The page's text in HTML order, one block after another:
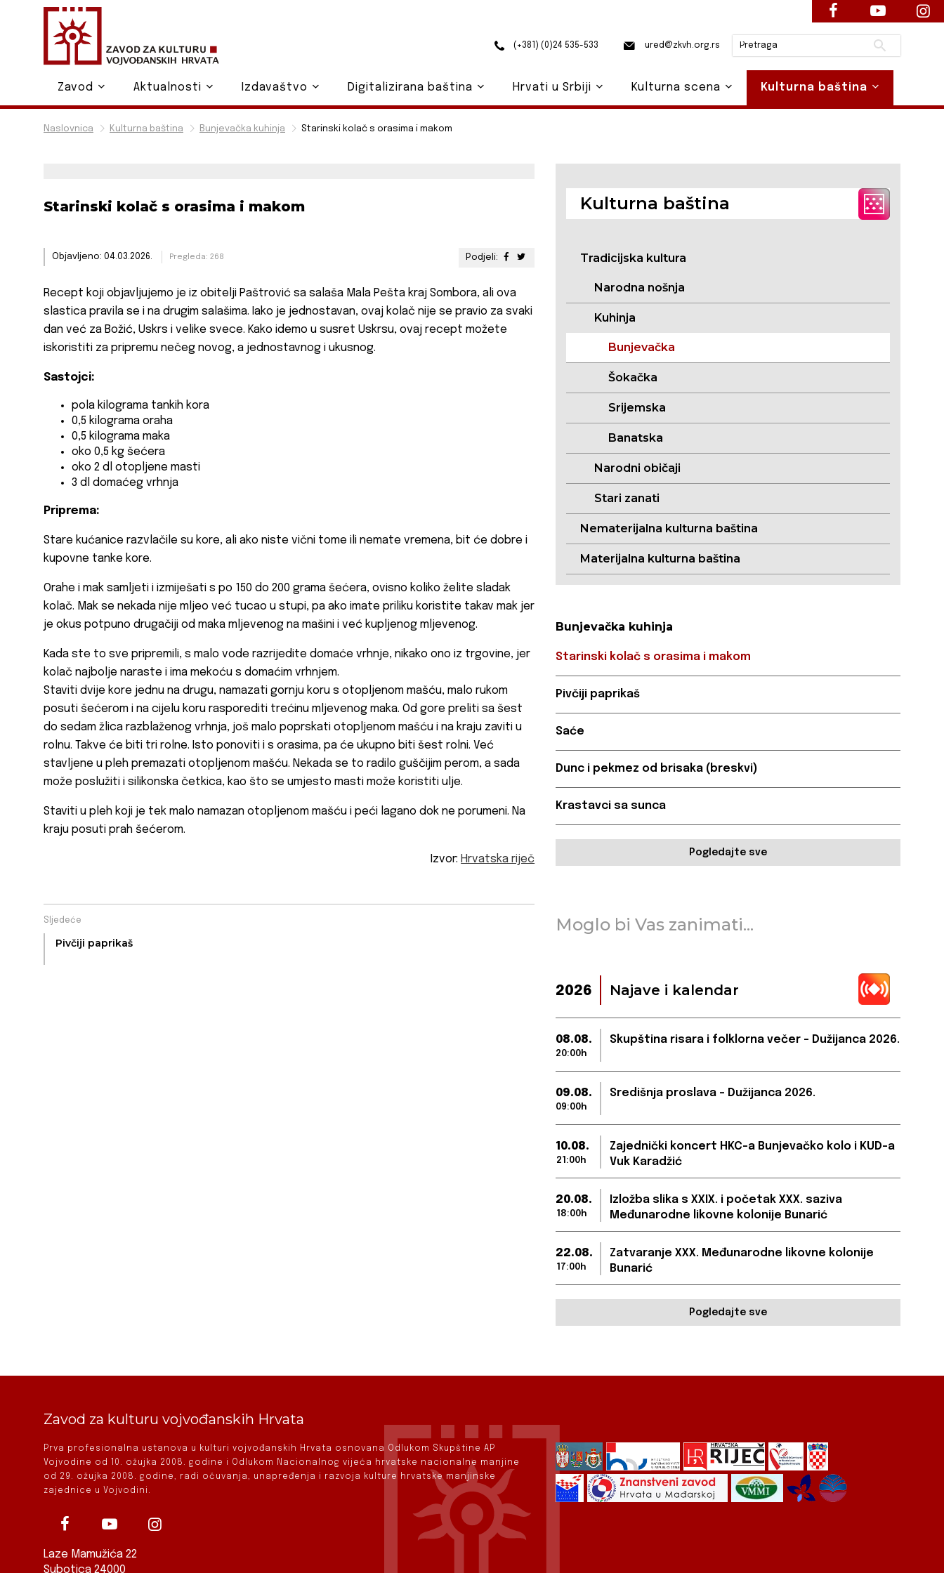
Naslovnica Kulturna baština Bunjevačka kuhinja Starinski kolač s orasima i makom
Starinski kolač s orasima i makom
Podjeli:
Objavljeno: 04.03.2026. Pregleda: 268
Recept koji objavljujemo je iz obitelji Paštrović sa salaša Mala Pešta kraj Sombora, ali ova
slastica pravila se i na drugim salašima. Iako je jednostavan, ovaj kolač nije se pravio za svaki
dan već za Božić, Uskrs i velike svece. Kako idemo u susret Uskrsu, ovaj recept možete
iskoristiti za pripremu nečeg novog, a jednostavnog i ukusnog.
Sastojci:
pola kilograma tankih kora
0,5 kilograma oraha
0,5 kilograma maka
oko 0,5 kg šećera
oko 2 dl otopljene masti
3 dl domaćeg vrhnja
Priprema:
Stare kućanice razvlačile su kore, ali ako niste vični tome ili nemate vremena, bit će dobre i
kupovne tanke kore.
Orahe i mak samljeti i izmiješati s po 150 do 200 grama šećera, ovisno koliko želite sladak
kolač. Mak se nekada nije mljeo već tucao u stupi, pa ako imate priliku koristite takav mak jer
je okus potpuno drugačiji od maka mljevenog na mašini i već kupljenog mljevenog.
Kada ste to sve pripremili, s malo vode razrijedite domaće vrhnje, nikako ono iz trgovine, jer
kolač najbolje naraste i ima mekoću s domaćim vrhnjem.
Staviti dvije kore jednu na drugu, namazati gornju koru s otopljenom mašću, malo rukom
posuti šećerom i na cijelu koru rasporediti trećinu mljevenog maka. Od gore preliti sa šest
do sedam žlica razblaženog vrhnja, još malo poprskati otopljenom mašću i na kraju zaviti u
rolnu. Takve će biti tri rolne. Isto ponoviti i s orasima, pa će ukupno biti šest rolni. Već
stavljene u pleh premazati otopljenom mašću. Nekada se to radilo guščijim perom, a sada
može poslužiti i silikonska četkica, kao što se umjesto masti može koristiti ulje.
Staviti u pleh koji je tek malo namazan otopljenom mašću i peći lagano dok ne porumeni. Na
kraju posuti prah šećerom.
Izvor:Hrvatska riječ
Sljedeće
Pivčiji paprikaš
Kulturna baština
Tradicijska kultura
Narodna nošnja
Kuhinja
Bunjevačka
Šokačka
Srijemska
Banatska
Narodni običaji
Stari zanati
Nematerijalna kulturna baština
Materijalna kulturna baština
Bunjevačka kuhinja
Starinski kolač s orasima i makom
Pivčiji paprikaš
Saće
Dunc i pekmez od brisaka (breskvi)
Krastavci sa sunca
Pogledajte sve
Moglo bi Vas zanimati...
2026 Najave i kalendar
08.08.
20:00h
Skupština risara i folklorna večer – Dužijanca 2026.
09.08.
09:00h
Središnja proslava – Dužijanca 2026.
10.08.
21:00h
Zajednički koncert HKC-a Bunjevačko kolo i KUD-a
Vuk Karadžić
20.08.
18:00h
Izložba slika s XXIX. i početak XXX. saziva
Međunarodne likovne kolonije Bunarić
22.08.
17:00h
Zatvaranje XXX. Međunarodne likovne kolonije
Bunarić
Pogledajte sve
Zavod za kulturu vojvođanskih Hrvata
Prva profesionalna ustanova u kulturi vojvođanskih Hrvata osnovana Odlukom Skupštine AP
Vojvodine od 10. ožujka 2008. godine i Odlukom Nacionalnog vijeća hrvatske nacionalne manjine
od 29. ožujka 2008. godine, radi očuvanja, unapređenja i razvoja kulture hrvatske manjinske
zajednice u Vojvodini.
Laze Mamužića 22
Subotica 24000
(+381) (0)24 535-533 ured@zkvh.org.rs Pretraži
Zavod Aktualnosti Izdavaštvo Digitalizirana baština Hrvati u Srbiji Kulturna scena Kulturna baština